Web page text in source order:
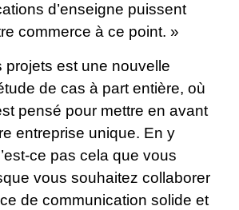
d’enseigne puissent
commerce à ce point. »
projets est une nouvelle
de cas à part entière, où
pensé pour mettre en avant
entreprise unique. En y
ce pas cela que vous
vous souhaitez collaborer
de communication solide et